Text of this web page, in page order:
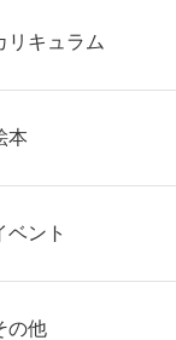
リキュラム
本
ベント
の他